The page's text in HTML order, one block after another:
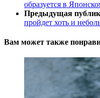
образуется в
Предыдущая
пройдет хоть и
Вам может также